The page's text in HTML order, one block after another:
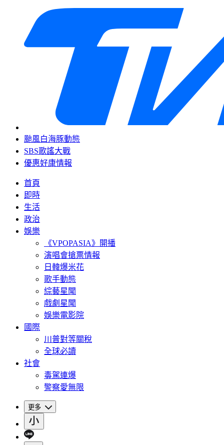
颱風白海豚動態
SBS歌謠大戰
優惠好康情報
首頁
即時
生活
政治
娛樂
《VPOPASIA》開播
演唱會搶票情報
日韓爆米花
歌手動態
綜藝星聞
戲劇星聞
娛樂電影院
國際
川普對等關稅
全球必讀
社會
毒駕連爆
警察愛無限
更多